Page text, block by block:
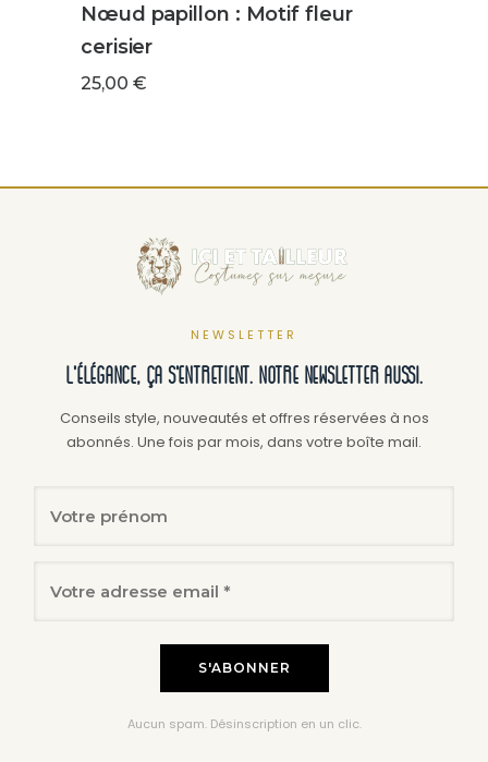
Nœud papillon : Motif fleur
cerisier
25,00 €
NEWSLETTER
L'élégance, ça s'entretient. Notre newsletter aussi.
Conseils style, nouveautés et offres réservées à nos
abonnés. Une fois par mois, dans votre boîte mail.
Aucun spam. Désinscription en un clic.